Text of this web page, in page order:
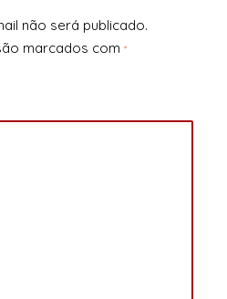
não será publicado.
marcados com *